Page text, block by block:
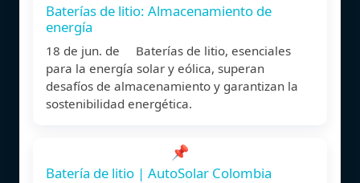
Baterías de litio: Almacenamiento de
energía
18 de jun. de Baterías de litio, esenciales
para la energía solar y eólica, superan
desafíos de almacenamiento y garantizan la
sostenibilidad energética.
📌
Batería de litio | AutoSolar Colombia